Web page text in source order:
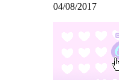
04/08/2017